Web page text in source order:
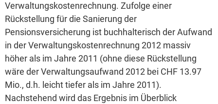
Verwaltungskostenrechnung. Zufolge einer
Rückstellung für die Sanierung der
Pensionsversicherung ist buchhalterisch der Aufwand
in der Verwaltungskostenrechnung 2012 massiv
höher als im Jahre 2011 (ohne diese Rückstellung
wäre der Verwaltungsaufwand 2012 bei CHF 13.97
Mio., d.h. leicht tiefer als im Jahre 2011).
Nachstehend wird das Ergebnis im Überblick